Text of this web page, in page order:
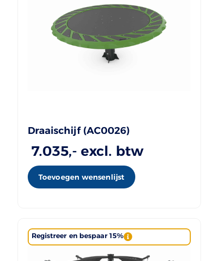
Draaischijf (AC0026)
7.035,- excl. btw
Toevoegen wensenlijst
Registreer en bespaar 15%